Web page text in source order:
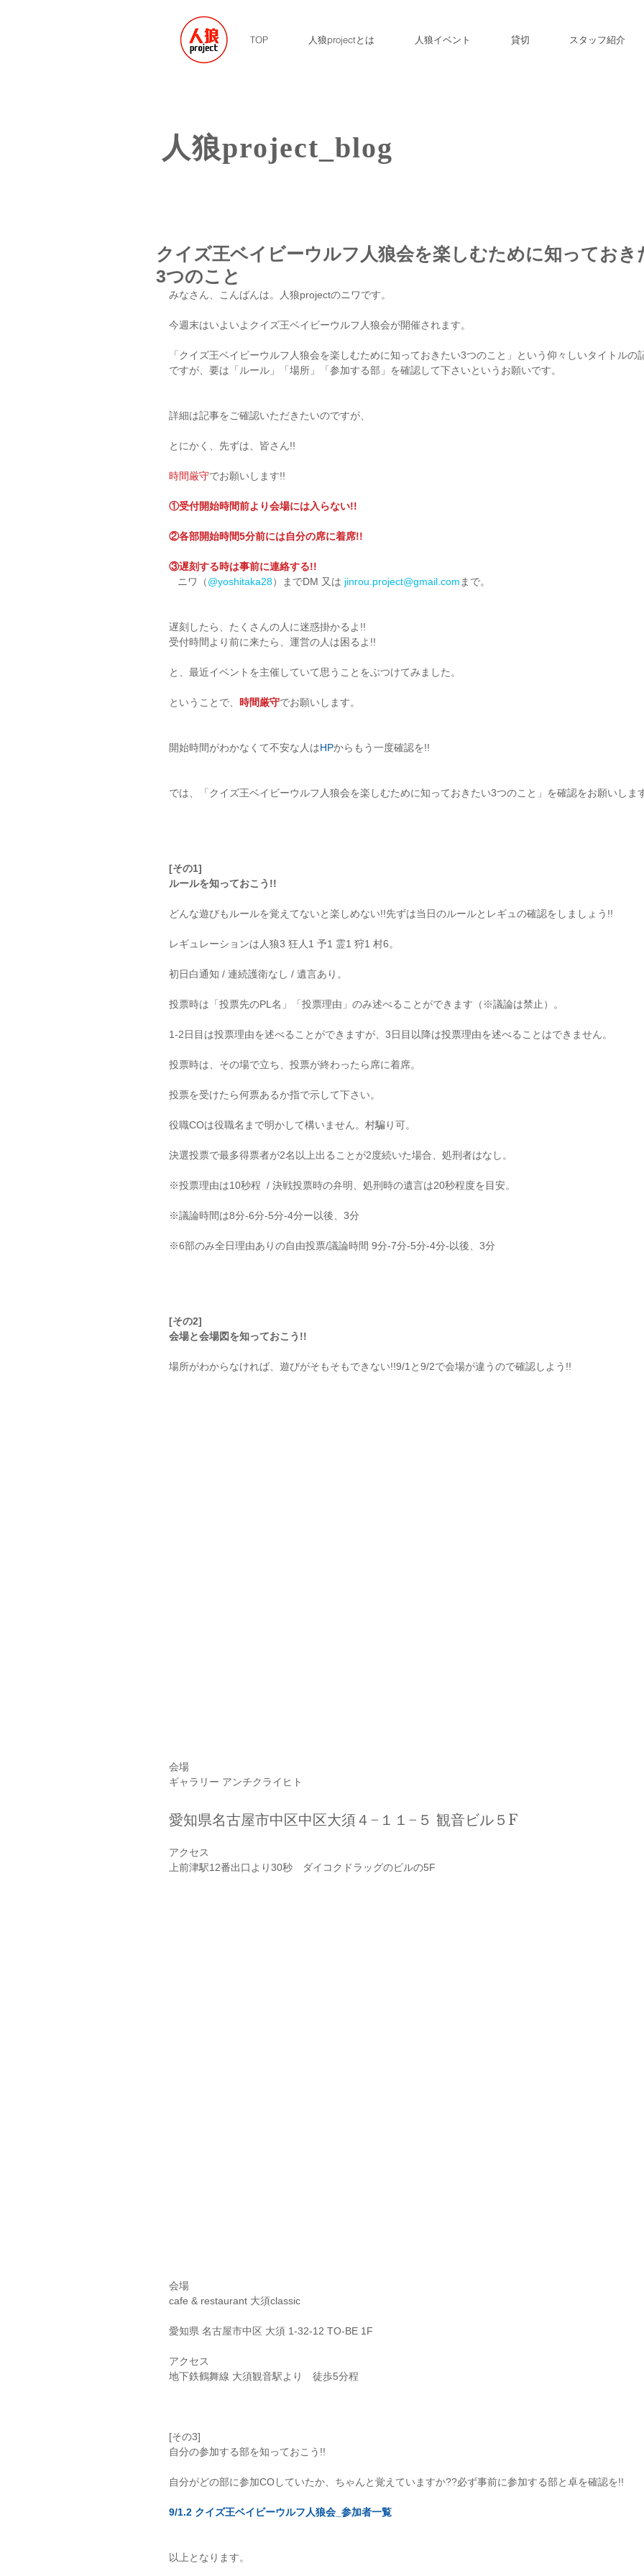
TOP 人狼projectとは 人狼イベント 貸切 スタッフ紹介
​人狼project_blog
クイズ王ベイビーウルフ人狼会を楽しむために知っておき
3つのこと
みなさん、こんばんは。人狼projectのニワです。
今週末はいよいよクイズ王ベイビーウルフ人狼会が開催されます。
「クイズ王ベイビーウルフ人狼会を楽しむために知っておきたい3つのこと」という仰々しいタイトルの
ですが、要は「ルール」「場所」「参加する部」を確認して下さいというお願いです。
詳細は記事をご確認いただきたいのですが、
とにかく、先ずは、皆さん!!
時間厳守でお願いします!!
①受付開始時間前より会場には入らない!!
②各部開始時間5分前には自分の席に着席!!
③遅刻する時は事前に連絡する!!
   ニワ（
@yoshitaka28）までDM 又は jinrou.project@gmail.com まで。
遅刻したら、たくさんの人に迷惑掛かるよ!!
受付時間より前に来たら、運営の人は困るよ!!
と、最近イベントを主催していて思うことをぶつけてみました。
ということで、 時間厳守でお願いします。
開始時間がわかなくて不安な人はHPからもう一度確認を!!
では、「クイズ王ベイビーウルフ人狼会を楽しむために知っておきたい3つのこと」を確認をお願いしま
[その1]
ルールを知っておこう!!
どんな遊びもルールを覚えてないと楽しめない!!先ずは当日のルールとレギュの確認をしましょう!!
レギュレーションは人狼3 狂人1 予1 霊1 狩1 村6。
初日白通知 / 連続護衛なし / 遺言あり。
投票時は「投票先のPL名」「投票理由」のみ述べることができます（※議論は禁止）。
1-2日目は投票理由を述べることができますが、3日目以降は投票理由を述べることはできません。
投票時は、その場で立ち、投票が終わったら席に着席。
投票を受けたら何票あるか指で示して下さい。
役職COは役職名まで明かして構いません。村騙り可。
決選投票で最多得票者が2名以上出ることが2度続いた場合、処刑者はなし。
※投票理由は10秒程  / 決戦投票時の弁明、処刑時の遺言は20秒程度を目安。
※議論時間は8分-6分-5分-4分ー以後、3分
※6部のみ全日理由ありの自由投票/議論時間 9分-7分-5分-4分-以後、3分
[その2]
会場と会場図を知っておこう!!
場所がわからなければ、遊びがそもそもできない!!9/1と9/2で会場が違うので確認しよう!!
会場
ギャラリー アンチクライヒト
愛知県名古屋市中区中区大須４−１１−５ 観音ビル５F
アクセス
上前津駅12番出口より30秒　ダイコクドラッグのビルの5F
会場
cafe & restaurant 大須classic
愛知県 名古屋市中区 大須 1-32-12 TO-BE 1F
アクセス
​地下鉄鶴舞線 大須観音駅より　徒歩5分程
[その3]
自分の参加する部を知っておこう!!
自分がどの部に参加COしていたか、ちゃんと覚えていますか??必ず事前に参加する部と卓を確認を!!
9/1.2 クイズ王ベイビーウルフ人狼会_参加者一覧
以上となります。